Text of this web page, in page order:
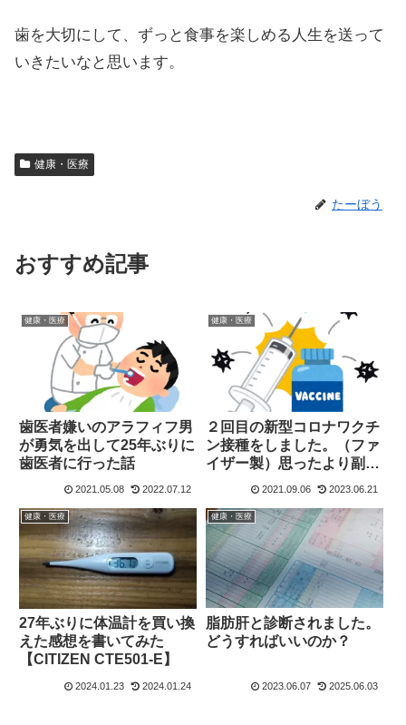
歯を大切にして、ずっと食事を楽しめる人生を送って
いきたいなと思います。
健康・医療
たーぼう
おすすめ記事
健康・医療
歯医者嫌いのアラフィフ男
が勇気を出して25年ぶりに
歯医者に行った話
2021.05.08 2022.07.12
健康・医療
２回目の新型コロナワクチ
ン接種をしました。（ファ
イザー製）思ったより副反
応がきつかった。
2021.09.06 2023.06.21
健康・医療
27年ぶりに体温計を買い換
えた感想を書いてみた
【CITIZEN CTE501-E】
2024.01.23 2024.01.24
健康・医療
脂肪肝と診断されました。
どうすればいいのか？
2023.06.07 2025.06.03